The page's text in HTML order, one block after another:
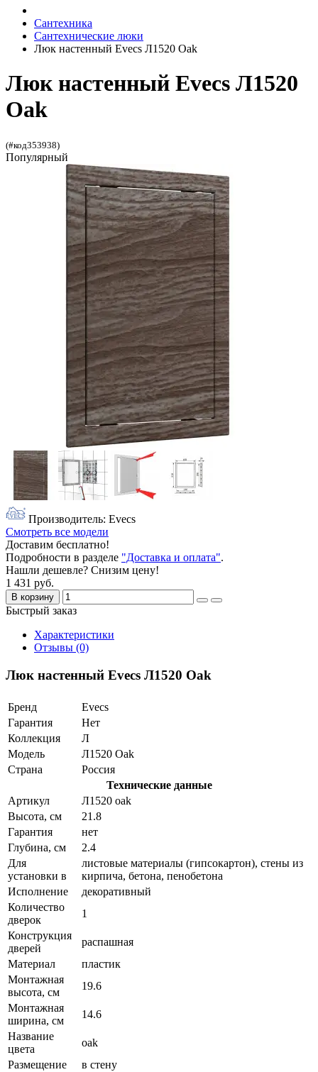
Сантехника
Сантехнические люки
Люк настенный Evecs Л1520 Oak
Люк настенный Evecs Л1520
Oak
(#код353938)
Популярный
Производитель: Evecs
Смотреть все модели
Доставим бесплатно!
Подробности в разделе "Доставка и оплата".
Нашли дешевле? Снизим цену!
1 431 руб.
В корзину
Быстрый заказ
Характеристики
Отзывы (0)
Люк настенный Evecs Л1520 Oak
Бренд
Evecs
Гарантия
Нет
Коллекция
Л
Модель
Л1520 Oak
Страна
Россия
Технические данные
Артикул
Л1520 oak
Высота, см
21.8
Гарантия
нет
Глубина, см
2.4
Для
установки в
листовые материалы (гипсокартон), стены из
кирпича, бетона, пенобетона
Исполнение
декоративный
Количество
дверок
1
Конструкция
дверей
распашная
Материал
пластик
Монтажная
высота, см
19.6
Монтажная
ширина, см
14.6
Название
цвета
oak
Размещение
в стену